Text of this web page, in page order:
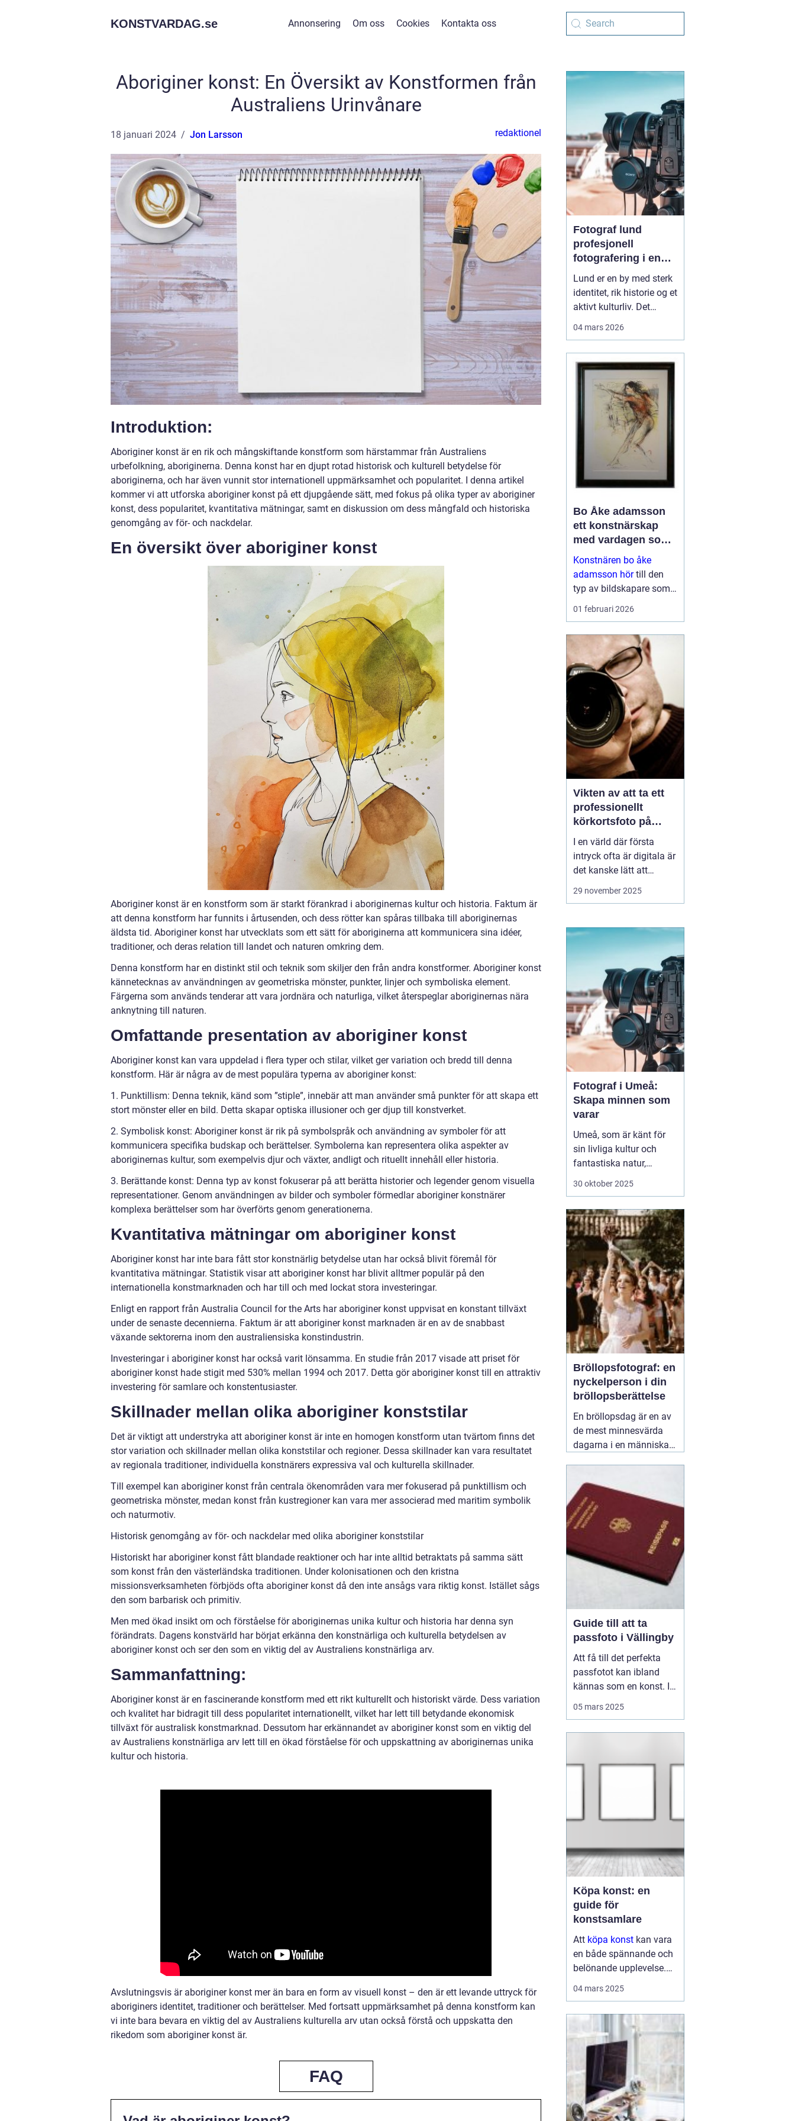
KONSTVARDAG.se Annonsering Om oss Cookies Kontakta oss
Aboriginer konst: En Översikt av Konstformen från
Australiens Urinvånare
18 januari 2024 Jon Larsson redaktionel
Introduktion:
Aboriginer konst är en rik och mångskiftande konstform som härstammar från Australiens
urbefolkning, aboriginerna. Denna konst har en djupt rotad historisk och kulturell betydelse för
aboriginerna, och har även vunnit stor internationell uppmärksamhet och popularitet. I denna artikel
kommer vi att utforska aboriginer konst på ett djupgående sätt, med fokus på olika typer av aboriginer
konst, dess popularitet, kvantitativa mätningar, samt en diskussion om dess mångfald och historiska
genomgång av för- och nackdelar.
En översikt över aboriginer konst
Aboriginer konst är en konstform som är starkt förankrad i aboriginernas kultur och historia. Faktum är
att denna konstform har funnits i årtusenden, och dess rötter kan spåras tillbaka till aboriginernas
äldsta tid. Aboriginer konst har utvecklats som ett sätt för aboriginerna att kommunicera sina idéer,
traditioner, och deras relation till landet och naturen omkring dem.
Denna konstform har en distinkt stil och teknik som skiljer den från andra konstformer. Aboriginer konst
kännetecknas av användningen av geometriska mönster, punkter, linjer och symboliska element.
Färgerna som används tenderar att vara jordnära och naturliga, vilket återspeglar aboriginernas nära
anknytning till naturen.
Omfattande presentation av aboriginer konst
Aboriginer konst kan vara uppdelad i flera typer och stilar, vilket ger variation och bredd till denna
konstform. Här är några av de mest populära typerna av aboriginer konst:
1. Punktillism: Denna teknik, känd som ”stiple”, innebär att man använder små punkter för att skapa ett
stort mönster eller en bild. Detta skapar optiska illusioner och ger djup till konstverket.
2. Symbolisk konst: Aboriginer konst är rik på symbolspråk och användning av symboler för att
kommunicera specifika budskap och berättelser. Symbolerna kan representera olika aspekter av
aboriginernas kultur, som exempelvis djur och växter, andligt och rituellt innehåll eller historia.
3. Berättande konst: Denna typ av konst fokuserar på att berätta historier och legender genom visuella
representationer. Genom användningen av bilder och symboler förmedlar aboriginer konstnärer
komplexa berättelser som har överförts genom generationerna.
Kvantitativa mätningar om aboriginer konst
Aboriginer konst har inte bara fått stor konstnärlig betydelse utan har också blivit föremål för
kvantitativa mätningar. Statistik visar att aboriginer konst har blivit alltmer populär på den
internationella konstmarknaden och har till och med lockat stora investeringar.
Enligt en rapport från Australia Council for the Arts har aboriginer konst uppvisat en konstant tillväxt
under de senaste decennierna. Faktum är att aboriginer konst marknaden är en av de snabbast
växande sektorerna inom den australiensiska konstindustrin.
Investeringar i aboriginer konst har också varit lönsamma. En studie från 2017 visade att priset för
aboriginer konst hade stigit med 530% mellan 1994 och 2017. Detta gör aboriginer konst till en attraktiv
investering för samlare och konstentusiaster.
Skillnader mellan olika aboriginer konststilar
Det är viktigt att understryka att aboriginer konst är inte en homogen konstform utan tvärtom finns det
stor variation och skillnader mellan olika konststilar och regioner. Dessa skillnader kan vara resultatet
av regionala traditioner, individuella konstnärers expressiva val och kulturella skillnader.
Till exempel kan aboriginer konst från centrala ökenområden vara mer fokuserad på punktillism och
geometriska mönster, medan konst från kustregioner kan vara mer associerad med maritim symbolik
och naturmotiv.
Historisk genomgång av för- och nackdelar med olika aboriginer konststilar
Historiskt har aboriginer konst fått blandade reaktioner och har inte alltid betraktats på samma sätt
som konst från den västerländska traditionen. Under kolonisationen och den kristna
missionsverksamheten förbjöds ofta aboriginer konst då den inte ansågs vara riktig konst. Istället sågs
den som barbarisk och primitiv.
Men med ökad insikt om och förståelse för aboriginernas unika kultur och historia har denna syn
förändrats. Dagens konstvärld har börjat erkänna den konstnärliga och kulturella betydelsen av
aboriginer konst och ser den som en viktig del av Australiens konstnärliga arv.
Sammanfattning:
Aboriginer konst är en fascinerande konstform med ett rikt kulturellt och historiskt värde. Dess variation
och kvalitet har bidragit till dess popularitet internationellt, vilket har lett till betydande ekonomisk
tillväxt för australisk konstmarknad. Dessutom har erkännandet av aboriginer konst som en viktig del
av Australiens konstnärliga arv lett till en ökad förståelse för och uppskattning av aboriginernas unika
kultur och historia.
Avslutningsvis är aboriginer konst mer än bara en form av visuell konst – den är ett levande uttryck för
aboriginers identitet, traditioner och berättelser. Med fortsatt uppmärksamhet på denna konstform kan
vi inte bara bevara en viktig del av Australiens kulturella arv utan också förstå och uppskatta den
rikedom som aboriginer konst är.
FAQ
Fotograf lund
profesjonell
fotografering i en
levende
universitetsby
Lund er en by med sterk
identitet, rik historie og et
aktivt kulturliv. Det
kunstneriske portretter
og reklamebilder til
landbruksfoto og
dokumentasjon av
forskning. Når bedrifter,
04 mars 2026
Bo Åke adamsson
ett konstnärskap
med vardagen som
scen
Konstnären bo åke
adamsson hörtill den
typ av bildskapare som
ofta upptäcks av en
galleriutställning eller
bland hundratals namn i
en webbutik. När blicken
väl fastnar st...
01 februari 2026
Vikten av att ta ett
professionellt
körkortsfoto på
Östermalm
I en värld där första
intryck ofta är digitala är
det kanske lätt att
glömma bort vikten av
en viktig del av vår
identitet. Ett k&o...
29 november 2025
Fotograf i Umeå:
Skapa minnen som
varar
Umeå, som är känt för
sin livliga kultur och
fantastiska natur,
erbjuder många tillfällen
staden för att utforska
dess kulturella
evenemang eller de
vackra norrlands...
30 oktober 2025
Bröllopsfotograf: en
nyckelperson i din
bröllopsberättelse
En bröllopsdag är en av
de mest minnesvärda
dagarna i en människas
känslosamma stunder
som man vill för evigt
bevara i minnet.
september 2025
Guide till att ta
passfoto i Vällingby
Att få till det perfekta
passfotot kan ibland
kännas som en konst. I
rät...
05 mars 2025
Köpa konst: en
guide för
konstsamlare
Att köpa konst kan vara
en både spännande och
belönande upplevelse.
att investera i något som
u...
04 mars 2025